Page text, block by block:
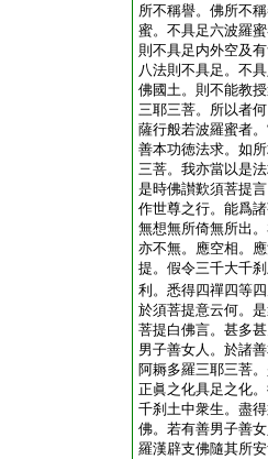
所不稱譽。佛所不
蜜。不具足六波羅
則不具足内外空及
八法則不具足。不
佛國土。則不能教
三耶三菩。所以者
薩行般若波羅蜜者
善本功徳法求。如
三菩。我亦當以是
是時佛讃歎須菩提
作世尊之行。能爲
無想無所倚無所出
亦不無。應空相。
提。假令三千大千
利。悉得四禪四等
於須菩提意云何。
菩提白佛言。甚多
男子善女人。於諸
阿耨多羅三耶三菩
正眞之化具足之化
千刹土中衆生。盡
佛。若有善男子善
羅漢辟支佛隨其所